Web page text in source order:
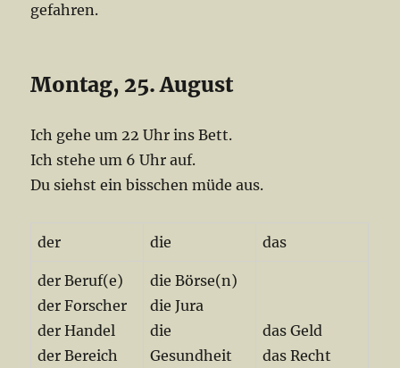
gefahren.
Montag, 25. August
Ich gehe um 22 Uhr ins Bett.
Ich stehe um 6 Uhr auf.
Du siehst ein bisschen müde aus.
der die das
der Beruf(e)
der Forscher
der Handel
der Bereich
die Börse(n)
die Jura
die
Gesundheit
das Geld
das Recht